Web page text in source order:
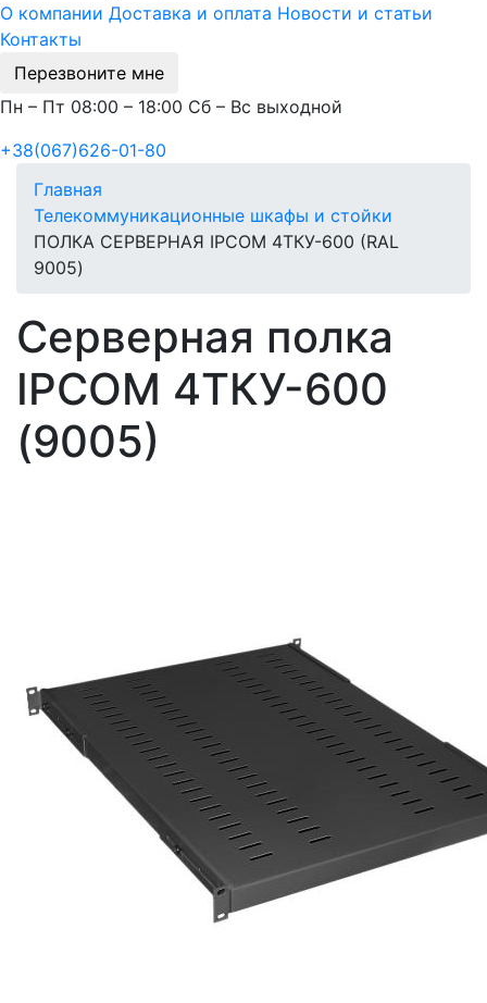
О компании Доставка и оплата Новости и статьи
Контакты
Перезвоните мне
Пн – Пт 08:00 – 18:00 Сб – Вс выходной
+38(067)626-01-80
Главная
Телекоммуникационные шкафы и стойки
ПОЛКА СЕРВЕРНАЯ IPCOM 4ТКУ-600 (RAL
9005)
Серверная полка
IPCOM 4ТКУ-600
(9005)